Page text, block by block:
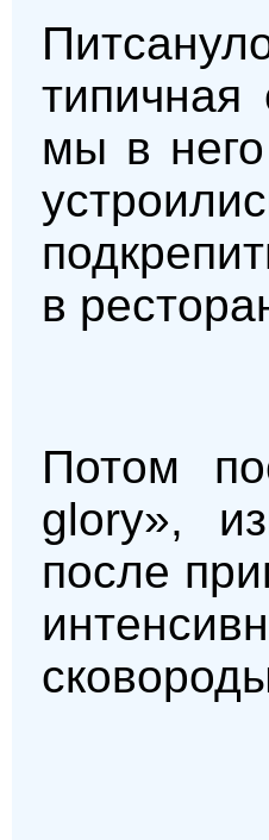
мы в
в
Потом
glory»,
после